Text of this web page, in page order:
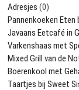
Adresjes (0)
Pannenkoeken Eten
Javaans Eetcafé in
Varkenshaas met
Mixed Grill van de
Boerenkool met
Taartjes bij Sweet